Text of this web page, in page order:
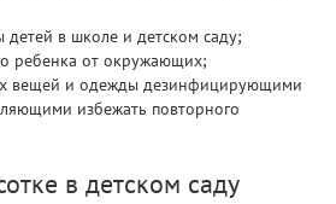
детей в школе и детском саду;
ребенка от окружающих;
вещей и одежды дезинфицирующими
избежать повторного
в детском саду